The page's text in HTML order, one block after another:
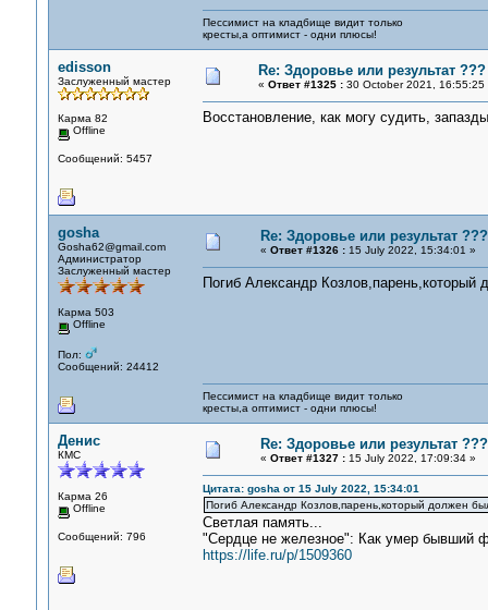
Пессимист на кладбище видит только
кресты,а оптимист - одни плюсы!
edisson
Заслуженный мастер
Карма 82
Offline
Сообщений: 5457
Re: Здоровье или результат ???
« Ответ #1325 :30 October 2021, 16:55:25
Восстановление, как могу судить,
gosha
Gosha62@gmail.com
Администратор
Заслуженный мастер
Карма 503
Offline
Пол:
Сообщений: 24412
Re: Здоровье или результат ???
« Ответ #1326 :15 July 2022, 15:34:01 »
Погиб Александр
Пессимист на кладбище видит только
кресты,а оптимист - одни плюсы!
Денис
КМС
Карма 26
Offline
Сообщений: 796
Re: Здоровье или результат ???
« Ответ #1327 :15 July 2022, 17:09:34 »
Цитата: gosha от 15 July 2022, 15:34:01
Погиб Александр Козлов,парень,который должен
Светлая память...
"Сердце не железное": Как умер бывший
https://life.ru/p/1509360